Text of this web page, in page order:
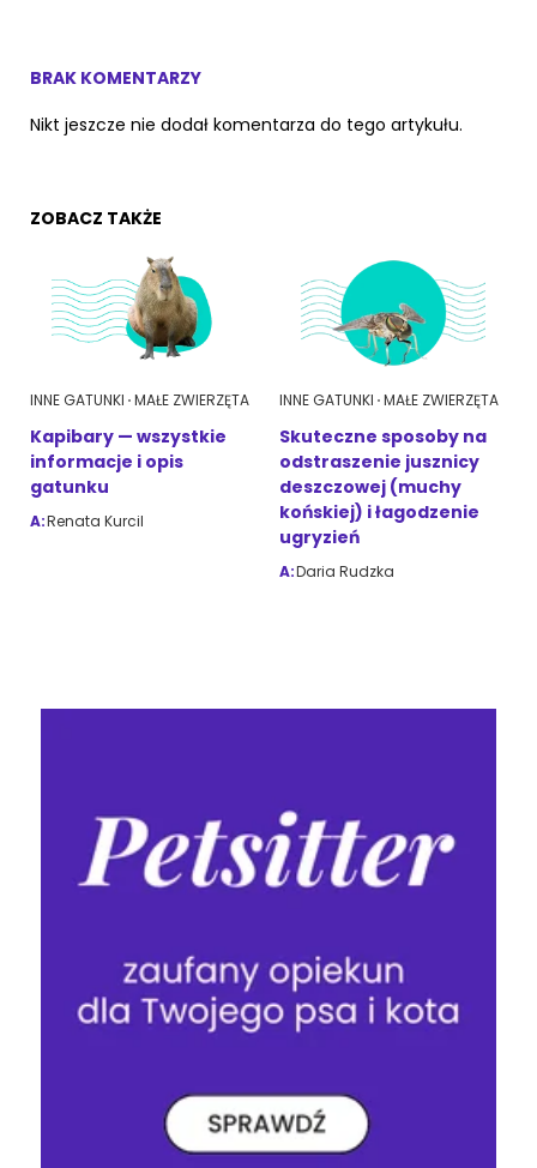
BRAK KOMENTARZY
Nikt jeszcze nie dodał komentarza do tego artykułu.
ZOBACZ TAKŻE
INNE GATUNKI MAŁE ZWIERZĘTA
Kapibary — wszystkie
informacje i opis
gatunku
A:Renata Kurcil
INNE GATUNKI MAŁE ZWIERZĘTA
Skuteczne sposoby na
odstraszenie jusznicy
deszczowej (muchy
końskiej) i łagodzenie
ugryzień
A:Daria Rudzka